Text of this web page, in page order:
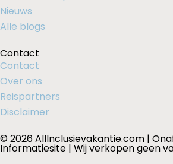
Nieuws
Alle blogs
Contact
Contact
Over ons
Reispartners
Disclaimer
© 2026 AllInclusievakantie.com |
Informatiesite | Wij verkopen geen